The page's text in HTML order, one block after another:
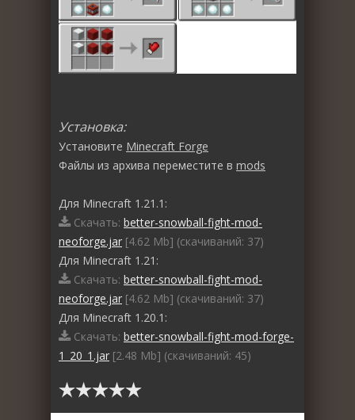
Установка:
Установите Minecraft Forge
Файлы из архива переместите в mods
Для Minecraft 1.21.1:
Скачать: better-snowball-fight-mod-
neoforge.jar [4.62 Mb] (cкачиваний: 37)
Для Minecraft 1.21:
Скачать: better-snowball-fight-mod-
neoforge.jar [4.62 Mb] (cкачиваний: 37)
Для Minecraft 1.20.1:
Скачать: better-snowball-fight-mod-forge-
1_20_1.jar [2.48 Mb] (cкачиваний: 45)